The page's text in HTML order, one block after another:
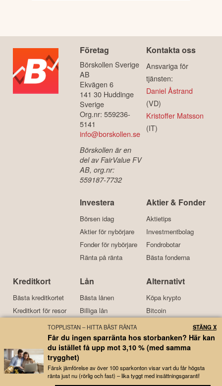
Företag
Börskollen Sverige
AB
Ekvägen 6
141 30 Huddinge
Sverige
Org.nr: 559236-
5141
info@borskollen.se
Börskollen är en
del av FairValue FV
AB, org.nr:
559187-7732
Kontakta oss
Ansvariga för
tjänsten:
Daniel Åstrand
(VD)
Kristoffer Matsson
(IT)
Investera
Börsen idag
Aktier för nybörjare
Fonder för nybörjare
Ränta på ränta
Aktier & Fonder
Aktietips
Investmentbolag
Fondrobotar
Bästa fonderna
Kreditkort
Bästa kreditkortet
Kreditkort för resor
Kreditkort med bonus
Lån
Bästa lånen
Billiga lån
Lån med låg ränta
Samla lån
Alternativt
Köpa krypto
Bitcoin
Investera i guld
Kort om oss
Börskollen är en prisvinnande nyhetstidning och tjänst för
TOPPLISTAN – HITTA BÄST RÄNTA
Får du ingen sparränta hos storbanken? Här kan
du istället få upp mot 3,10 % (med samma
trygghet)
Färsk jämförelse av över 100 sparkonton visar vart du får högsta
ränta just nu (rörlig och fast) – lika tyggt med insättningsgaranti!
STÄNG X